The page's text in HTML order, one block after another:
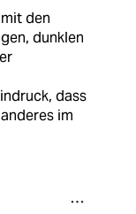
den
dunklen
dass
im